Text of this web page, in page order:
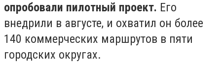
опробовали пилотный проект. Его
внедрили в августе, и охватил он более
140 коммерческих маршрутов в пяти
городских округах.